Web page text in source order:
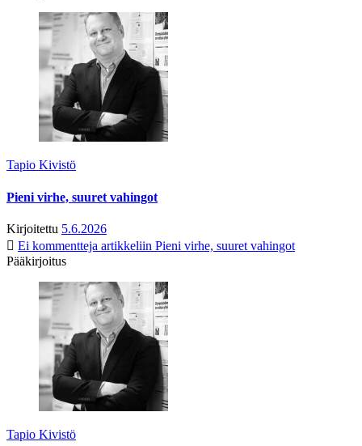
Tapio Kivistö
Pieni virhe, suuret vahingot
Kirjoitettu 5.6.2026
Ei kommentteja artikkeliin Pieni virhe, suuret vahingot
Pääkirjoitus
Tapio Kivistö